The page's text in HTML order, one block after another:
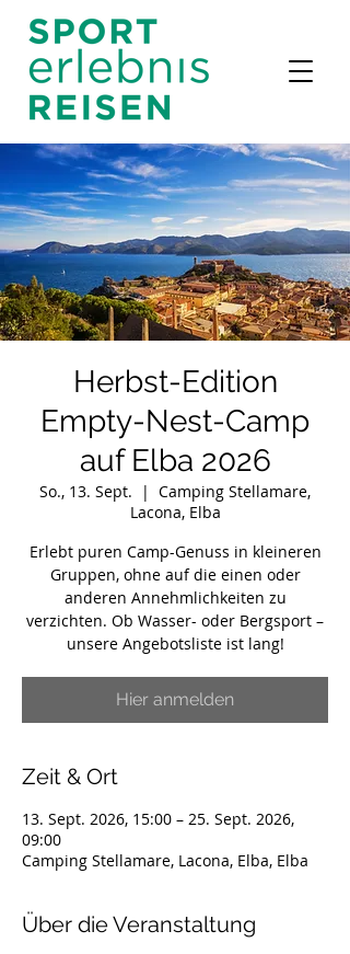
Herbst-Edition
Empty-Nest-Camp
auf Elba 2026
So., 13. Sept.
  |
Camping Stellamare,
Lacona, Elba
Erlebt puren Camp-Genuss in kleineren
Gruppen, ohne auf die einen oder
anderen Annehmlichkeiten zu
verzichten. Ob Wasser- oder Bergsport –
unsere Angebotsliste ist lang!
Hier anmelden
Zeit & Ort
13. Sept. 2026, 15:00 – 25. Sept. 2026,
09:00
Camping Stellamare, Lacona, Elba, Elba
Über die Veranstaltung